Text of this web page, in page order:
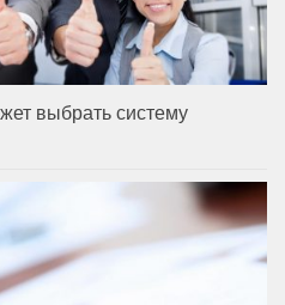
выбрать систему